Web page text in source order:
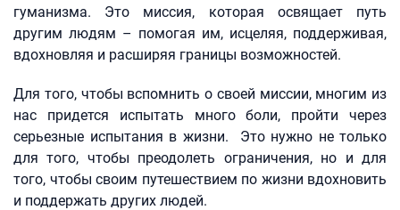
гуманизма. Это миссия, которая освящает путь
другим людям – помогая им, исцеляя, поддерживая,
вдохновляя и расширяя границы возможностей.
Для того, чтобы вспомнить о своей миссии, многим из
нас придется испытать много боли, пройти через
серьезные испытания в жизни. Это нужно не только
для того, чтобы преодолеть ограничения, но и для
того, чтобы своим путешествием по жизни вдохновить
и поддержать других людей.